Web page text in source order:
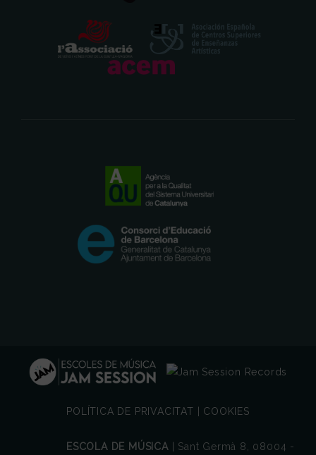
POLÍTICA DE PRIVACITAT COOKIES
ESCOLA DE MÚSICA | Sant Germà 8, 08004 -